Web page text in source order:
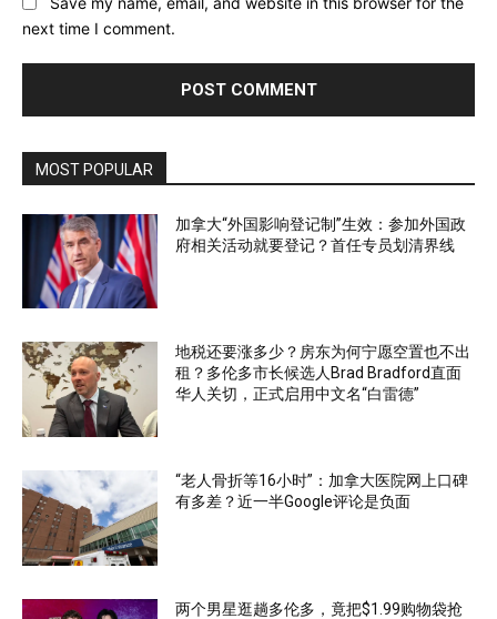
next time I comment.
MOST POPULAR
加拿大“外国影响登记制”生效：参加外国政
府相关活动就要登记？首任专员划清界线
地税还要涨多少？房东为何宁愿空置也不出
租？多伦多市长候选人Brad Bradford直面
华人关切，正式启用中文名“白雷德”
“老人骨折等16小时”：加拿大医院网上口碑
有多差？近一半Google评论是负面
两个男星逛趟多伦多，竟把$1.99购物袋抢